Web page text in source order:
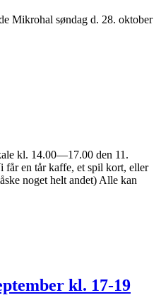
Mikrohal søndag d. 28. oktober
kl. 14.00—17.00 den 11.
får en tår kaffe, et spil kort, eller
noget helt andet) Alle kan
kl. 17-19